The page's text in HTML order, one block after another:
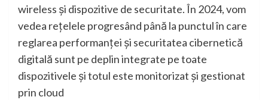
wireless și dispozitive de securitate. În 2024, vom
vedea rețelele progresând până la punctul în care
reglarea performanței și securitatea cibernetică
digitală sunt pe deplin integrate pe toate
dispozitivele și totul este monitorizat și gestionat
prin cloud